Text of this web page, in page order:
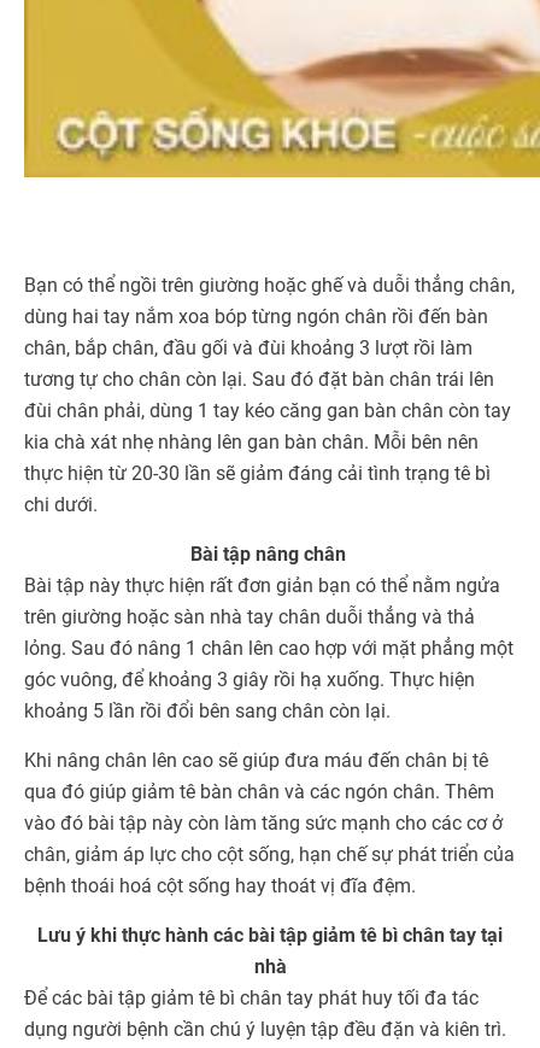
Bạn có thể ngồi trên giường hoặc ghế và duỗi thẳng chân,
dùng hai tay nắm xoa bóp từng ngón chân rồi đến bàn
chân, bắp chân, đầu gối và đùi khoảng 3 lượt rồi làm
tương tự cho chân còn lại. Sau đó đặt bàn chân trái lên
đùi chân phải, dùng 1 tay kéo căng gan bàn chân còn tay
kia chà xát nhẹ nhàng lên gan bàn chân. Mỗi bên nên
thực hiện từ 20-30 lần sẽ giảm đáng cải tình trạng tê bì
chi dưới.
Bài tập nâng chân
Bài tập này thực hiện rất đơn giản bạn có thể nằm ngửa
trên giường hoặc sàn nhà tay chân duỗi thẳng và thả
lỏng. Sau đó nâng 1 chân lên cao hợp với mặt phẳng một
góc vuông, để khoảng 3 giây rồi hạ xuống. Thực hiện
khoảng 5 lần rồi đổi bên sang chân còn lại.
Khi nâng chân lên cao sẽ giúp đưa máu đến chân bị tê
qua đó giúp giảm tê bàn chân và các ngón chân. Thêm
vào đó bài tập này còn làm tăng sức mạnh cho các cơ ở
chân, giảm áp lực cho cột sống, hạn chế sự phát triển của
bệnh thoái hoá cột sống hay thoát vị đĩa đệm.
Lưu ý khi thực hành các bài tập giảm tê bì chân tay tại
nhà
Để các bài tập giảm tê bì chân tay phát huy tối đa tác
dụng người bệnh cần chú ý luyện tập đều đặn và kiên trì.